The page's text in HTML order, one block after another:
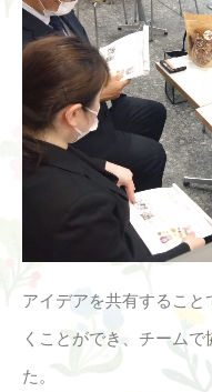
アイデアを共有するこ
くことができ、チーム
た。